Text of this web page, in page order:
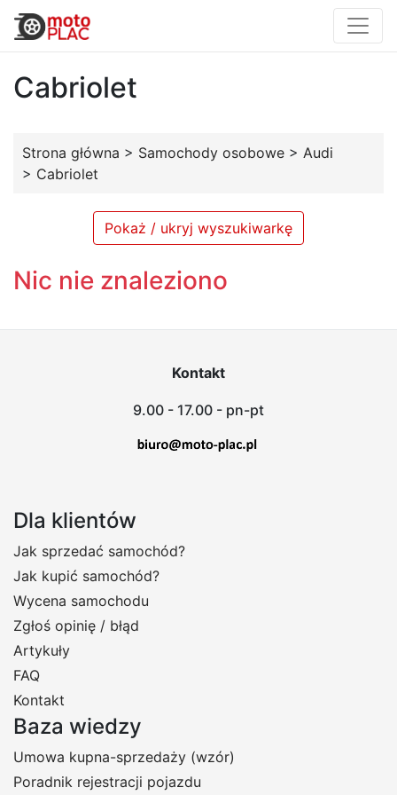
Cabriolet
Strona główna > Samochody osobowe > Audi
> Cabriolet
Pokaż / ukryj wyszukiwarkę
Nic nie znaleziono
Kontakt
9.00 - 17.00 - pn-pt
Dla klientów
Jak sprzedać samochód?
Jak kupić samochód?
Wycena samochodu
Zgłoś opinię / błąd
Artykuły
FAQ
Kontakt
Baza wiedzy
Umowa kupna-sprzedaży (wzór)
Poradnik rejestracji pojazdu